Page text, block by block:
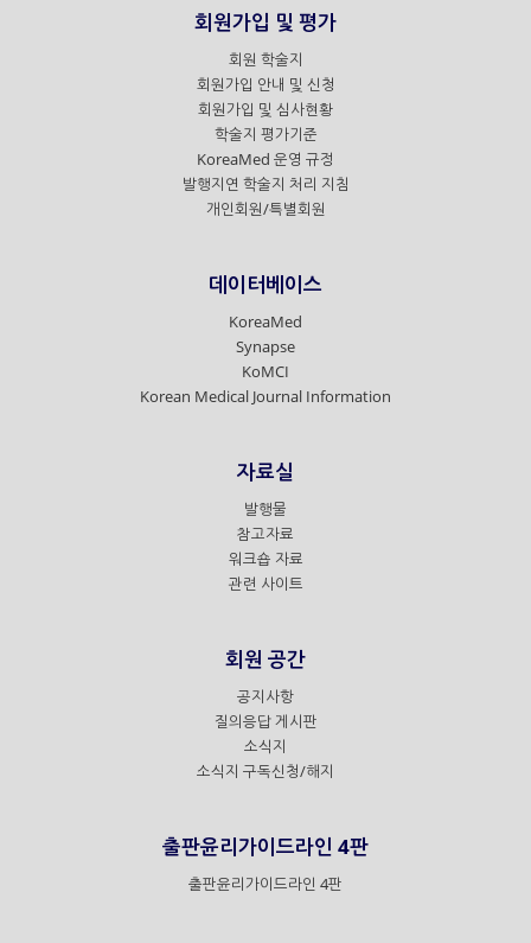
회원가입 및 평가
회원 학술지
회원가입 안내 및 신청
회원가입 및 심사현황
학술지 평가기준
KoreaMed 운영 규정
발행지연 학술지 처리 지침
개인회원/특별회원
데이터베이스
KoreaMed
Synapse
KoMCI
Korean Medical Journal Information
자료실
발행물
참고자료
워크숍 자료
관련 사이트
회원 공간
공지사항
질의응답 게시판
소식지
소식지 구독신청/해지
출판윤리가이드라인 4판
출판윤리가이드라인 4판